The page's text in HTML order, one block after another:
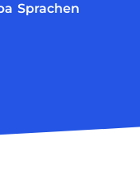
Sprachen